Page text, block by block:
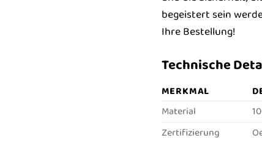
begeistert sein
Ihre Bestellung!
Technische
MERKMAL
Material
Zertifizierung